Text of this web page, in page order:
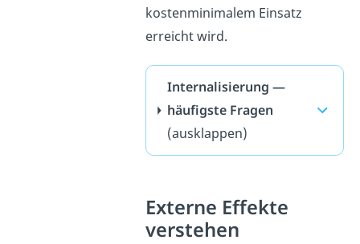
kostenminimalem Einsatz
erreicht wird.
Internalisierung —
häufigste Fragen
(ausklappen)
Externe Effekte
verstehen